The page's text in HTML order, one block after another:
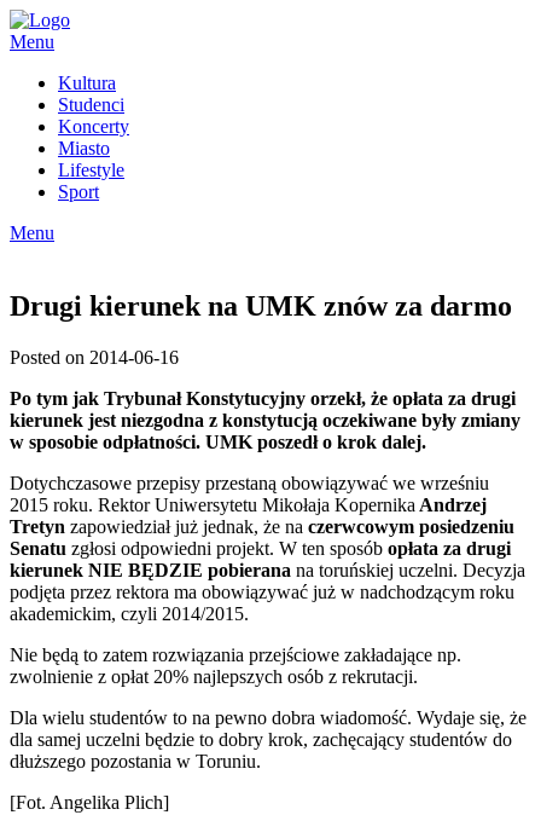
Skip
to
Menu
Kultura
Studenci
Koncerty
Miasto
Lifestyle
Sport
Menu
Drugi kierunek na UMK znów za darmo
Posted on 2014-06-16
Po tym jak Trybunał Konstytucyjny orzekł, że opłata za drugi
kierunek jest niezgodna z konstytucją oczekiwane były zmiany
w sposobie odpłatności. UMK poszedł o krok dalej.
Dotychczasowe przepisy przestaną obowiązywać we wrześniu
2015 roku. Rektor Uniwersytetu Mikołaja Kopernika Andrzej
Tretyn zapowiedział już jednak, że na czerwcowym posiedzeniu
Senatu zgłosi odpowiedni projekt. W ten sposób opłata za drugi
kierunek NIE BĘDZIE pobierana na toruńskiej uczelni. Decyzja
podjęta przez rektora ma obowiązywać już w nadchodzącym roku
akademickim, czyli 2014/2015.
Nie będą to zatem rozwiązania przejściowe zakładające np.
zwolnienie z opłat 20% najlepszych osób z rekrutacji.
Dla wielu studentów to na pewno dobra wiadomość. Wydaje się, że
dla samej uczelni będzie to dobry krok, zachęcający studentów do
dłuższego pozostania w Toruniu.
[Fot. Angelika Plich]